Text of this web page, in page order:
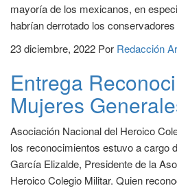
mayoría de los mexicanos, en
habrían derrotado los
23 diciembre, 2022 Por Redacción
Entrega
Mujeres
Asociación Nacional del Heroico
los reconocimientos estuvo a cargo
García Elizalde, Presidente de la
Heroico Colegio Militar. Quien